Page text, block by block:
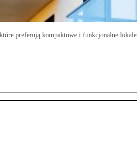
preferują kompaktowe i funkcjonalne lokale